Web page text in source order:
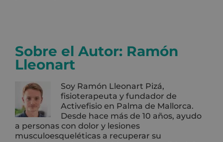
Sobre el Autor: Ramón
Lleonart
Soy Ramón Lleonart Pizá,
fisioterapeuta y fundador de
Activefisio en Palma de Mallorca.
Desde hace más de 10 años, ayudo
a personas con dolor y lesiones
musculoesqueléticas a recuperar su